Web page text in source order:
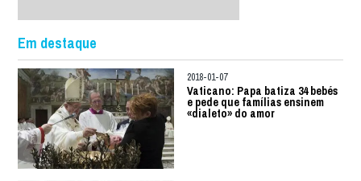
Em destaque
2018-01-07
Vaticano: Papa batiza 34 bebés
e pede que famílias ensinem
«dialeto» do amor